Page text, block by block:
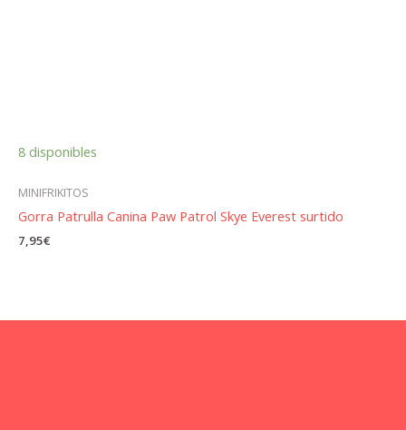
8 disponibles
MINIFRIKITOS
Gorra Patrulla Canina Paw Patrol Skye Everest surtido
7,95€